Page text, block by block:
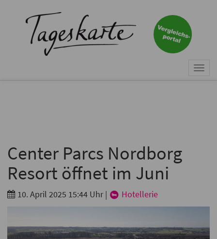
Center Parcs Nordborg
Resort öffnet im Juni
10. April 2025 15:44 Uhr | Hotellerie
Keine Nachricht mehr
verpassen!
E-Mail*